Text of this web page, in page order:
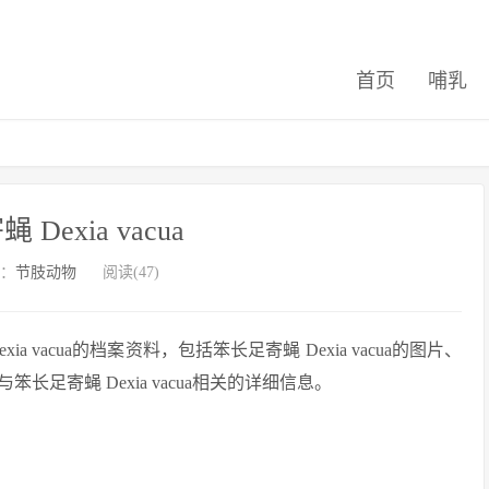
首页 哺乳
Dexia vacua
节肢动物 阅读(47)
vacua的档案资料，包括笨长足寄蝇 Dexia vacua的图片、
长足寄蝇 Dexia vacua相关的详细信息。